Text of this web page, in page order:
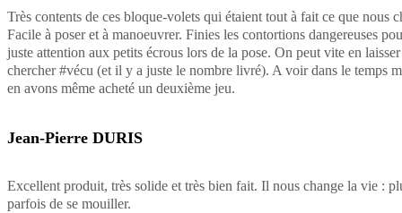
Très contents de ces bloque-volets qui étaient tout à fait ce que nous
Facile à poser et à manoeuvrer. Finies les contortions dangereuses
juste attention aux petits écrous lors de la pose. On peut vite en
chercher #vécu (et il y a juste le nombre livré). A voir dans le temps
en avons même acheté un deuxième jeu.
Jean-Pierre DURIS
Excellent produit, très solide et très bien fait. Il nous change la vie :
parfois de se mouiller.